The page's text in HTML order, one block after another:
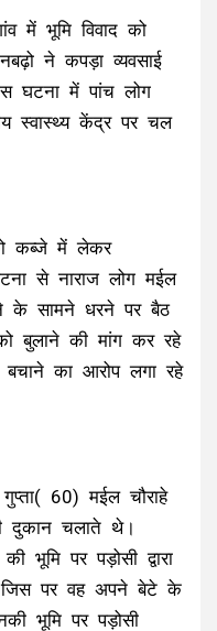
में भूमि विवाद को
ने कपड़ा व्यवसाई
घटना में पांच लोग
स्वास्थ्य केंद्र पर चल
कब्जे में लेकर
से नाराज लोग मईल
के सामने धरने पर बैठ
बुलाने की मांग कर रहे
बचाने का आरोप लगा रहे
60) मईल चौराहे
दुकान चलाते थे।
भूमि पर पड़ोसी द्वारा
जिस पर वह अपने बेटे के
भूमि पर पड़ोसी